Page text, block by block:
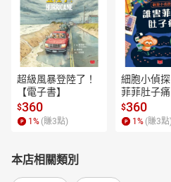
超級風暴登陸了！
【電子書】
$360
1 % (賺3點)
細胞小偵
菲菲肚子痛
子書】
$360
1 % (賺3點
本店相關類別